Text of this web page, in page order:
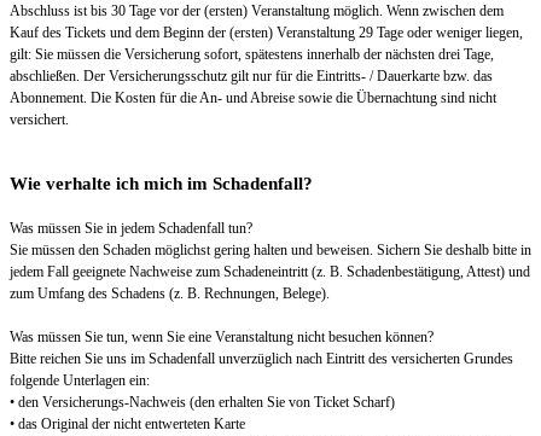
Abschluss ist bis 30 Tage vor der (ersten) Veranstaltung möglich. Wenn zwischen dem
Kauf des Tickets und dem Beginn der (ersten) Veranstaltung 29 Tage oder weniger liegen,
gilt: Sie müssen die Versicherung sofort, spätestens innerhalb der nächsten drei Tage,
abschließen. Der Versicherungsschutz gilt nur für die Eintritts- / Dauerkarte bzw. das
Abonnement. Die Kosten für die An- und Abreise sowie die Übernachtung sind nicht
versichert.
Wie verhalte ich mich im Schadenfall?
Was müssen Sie in jedem Schadenfall tun?
Sie müssen den Schaden möglichst gering halten und beweisen. Sichern Sie deshalb bitte in
jedem Fall geeignete Nachweise zum Schadeneintritt (z. B. Schadenbestätigung, Attest) und
zum Umfang des Schadens (z. B. Rechnungen, Belege).
Was müssen Sie tun, wenn Sie eine Veranstaltung nicht besuchen können?
Bitte reichen Sie uns im Schadenfall unverzüglich nach Eintritt des versicherten Grundes
folgende Unterlagen ein:
• den Versicherungs-Nachweis (den erhalten Sie von Ticket Scharf)
• das Original der nicht entwerteten Karte